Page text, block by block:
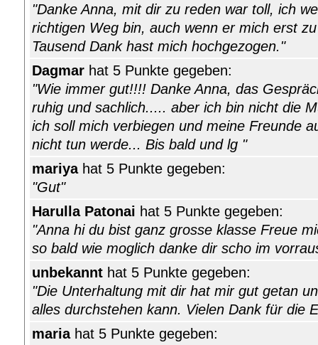
"Danke Anna, mit dir zu reden war toll, ich
richtigen Weg bin, auch wenn er mich erst
Tausend Dank hast mich hochgezogen."
Dagmar hat 5 Punkte gegeben:
"Wie immer gut!!!! Danke Anna, das
ruhig und sachlich..... aber ich bin nicht die
ich soll mich verbiegen und meine Freunde
nicht tun werde... Bis bald und lg "
mariyahat 5 Punkte gegeben:
"Gut"
Harulla Patonai hat 5 Punkte gegeben:
"Anna hi du bist ganz grosse klasse Freue
so bald wie moglich danke dir scho im
unbekannt hat 5 Punkte gegeben:
"Die Unterhaltung mit dir hat mir gut getan
alles durchstehen kann. Vielen Dank für die
mariahat 5 Punkte gegeben: